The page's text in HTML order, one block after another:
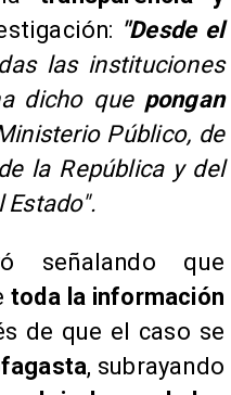
"Desde el
las instituciones
dicho que pongan
Público, de
la República y del
Estado".
señalando que
toda la información
de que el caso se
, subrayando